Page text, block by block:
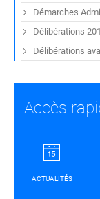
Démarches
Délibérations
Délibérations
Accès
ACTUALITÉS